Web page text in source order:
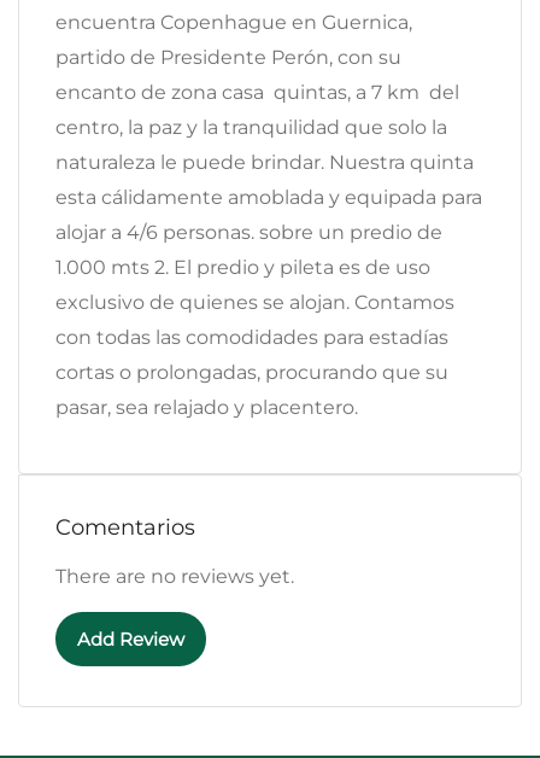
encuentra Copenhague en Guernica,
partido de Presidente Perón, con su
encanto de zona casa quintas, a 7 km del
centro, la paz y la tranquilidad que solo la
naturaleza le puede brindar. Nuestra quinta
esta cálidamente amoblada y equipada para
alojar a 4/6 personas. sobre un predio de
1.000 mts 2. El predio y pileta es de uso
exclusivo de quienes se alojan. Contamos
con todas las comodidades para estadías
cortas o prolongadas, procurando que su
pasar, sea relajado y placentero.
Comentarios
There are no reviews yet.
Add Review